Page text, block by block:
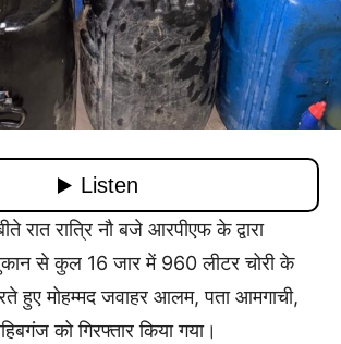
रात रात्रि नौ बजे आरपीएफ के द्वारा
से कुल 16 जार में 960 लीटर चोरी के
हुए मोहम्मद जवाहर आलम, पता आमगाची,
को गिरफ्तार किया गया।